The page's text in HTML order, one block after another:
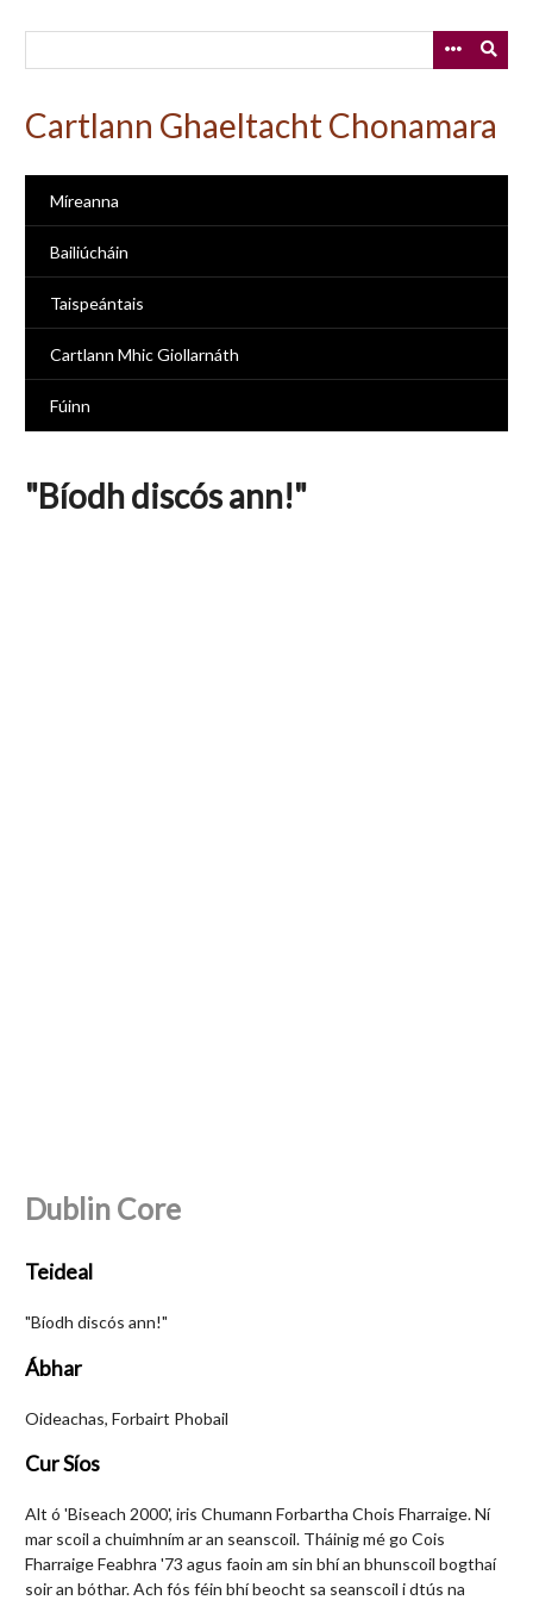
Cartlann Ghaeltacht Chonamara
Míreanna
Bailiúcháin
Taispeántais
Cartlann Mhic Giollarnáth
Fúinn
"Bíodh discós ann!"
Dublin Core
Teideal
"Bíodh discós ann!"
Ábhar
Oideachas, Forbairt Phobail
Cur Síos
Alt ó 'Biseach 2000', iris Chumann Forbartha Chois Fharraige. Ní
mar scoil a chuimhním ar an seanscoil. Tháinig mé go Cois
Fharraige Feabhra '73 agus faoin am sin bhí an bhunscoil bogthaí
soir an bóthar. Ach fós féin bhí beocht sa seanscoil i dtús na